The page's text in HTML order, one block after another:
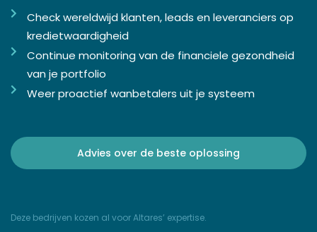
Check wereldwijd klanten, leads en leveranciers op
kredietwaardigheid
Continue monitoring van de financiele gezondheid
van je portfolio
Weer proactief wanbetalers uit je systeem
Advies over de beste oplossing
Deze bedrijven kozen al voor Altares’ expertise.